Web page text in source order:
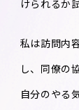
けられるか
私は訪問内
し、同僚の
自分のやる